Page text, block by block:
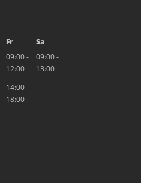
Fr
Sa
09:00 -
12:00
09:00 -
13:00
14:00 -
18:00